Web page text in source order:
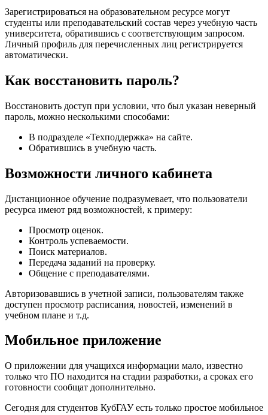
Зарегистрироваться на образовательном ресурсе могут
студенты или преподавательский состав через учебную часть
университета, обратившись с соответствующим запросом.
Личный профиль для перечисленных лиц регистрируется
автоматически.
Как восстановить пароль?
Восстановить доступ при условии, что был указан неверный
пароль, можно несколькими способами:
В подразделе «Техподдержка» на сайте.
Обратившись в учебную часть.
Возможности личного кабинета
Дистанционное обучение подразумевает, что пользователи
ресурса имеют ряд возможностей, к примеру:
Просмотр оценок.
Контроль успеваемости.
Поиск материалов.
Передача заданий на проверку.
Общение с преподавателями.
Авторизовавшись в учетной записи, пользователям также
доступен просмотр расписания, новостей, изменений в
учебном плане и т.д.
Мобильное приложение
О приложении для учащихся информации мало, известно
только что ПО находится на стадии разработки, а сроках его
готовности сообщат дополнительно.
Сегодня для студентов КубГАУ есть только простое мобильное